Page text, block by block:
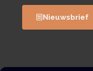
Nieuwsbrief